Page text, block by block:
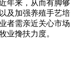
年来，从而有脚够
及加强养殖手艺培
者需亲近关心市场
业搀扶力度。